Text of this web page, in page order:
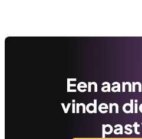
Een
vinden